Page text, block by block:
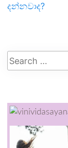
දන්නවාද?